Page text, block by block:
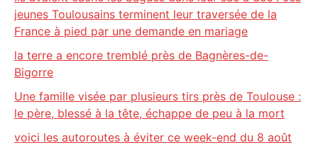
jeunes Toulousains terminent leur traversée de la
France à pied par une demande en mariage
la terre a encore tremblé près de Bagnères-de-
Bigorre
Une famille visée par plusieurs tirs près de Toulouse :
le père, blessé à la tête, échappe de peu à la mort
voici les autoroutes à éviter ce week-end du 8 août